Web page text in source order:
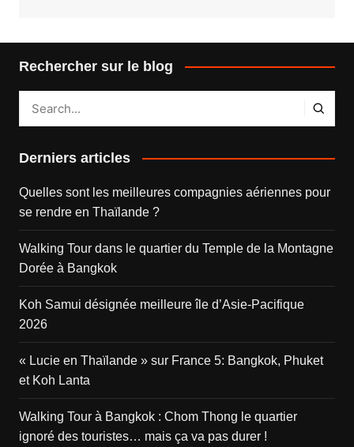
Rechercher sur le blog
Derniers articles
Quelles sont les meilleures compagnies aériennes pour
se rendre en Thaïlande ?
Walking Tour dans le quartier du Temple de la Montagne
Dorée à Bangkok
Koh Samui désignée meilleure île d’Asie-Pacifique
2026
« Lucie en Thaïlande » sur France 5: Bangkok, Phuket
et Koh Lanta
Walking Tour à Bangkok : Chom Thong le quartier
ignoré des touristes… mais ça va pas durer !